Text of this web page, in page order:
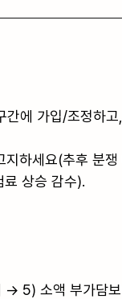
간에 가입/조정하
지하세요(추후 분쟁
료 상승 감수).
5) 소액 부가담보